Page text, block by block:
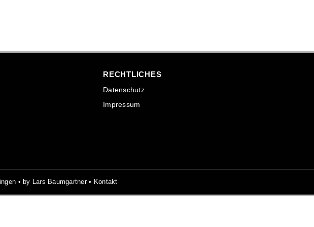
RECHTLICHES
Datenschutz
Impressum
• by Lars Baumgartner • Kontakt